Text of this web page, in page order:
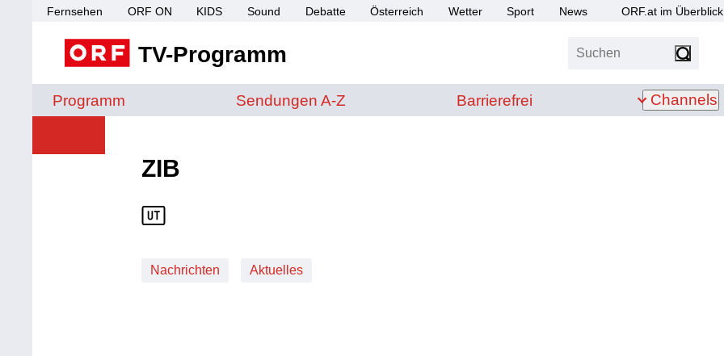
Fernsehen ORF ON KIDS Sound Debatte Österreich Wetter Sport News ORF.at im Überblick
TV-Programm Suchen
Programm Sendungen von A bis Z
Sendungen A-Z Barrierefrei
Barrierefrei Channels
ZIB
Nachrichten Aktuelles